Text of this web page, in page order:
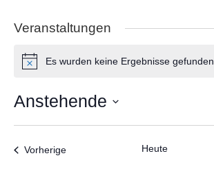
Veranstaltungen
HinweisEs wurden keine Ergebnisse gefunden.
Anstehende
VorherigeVeranstaltungen Heute